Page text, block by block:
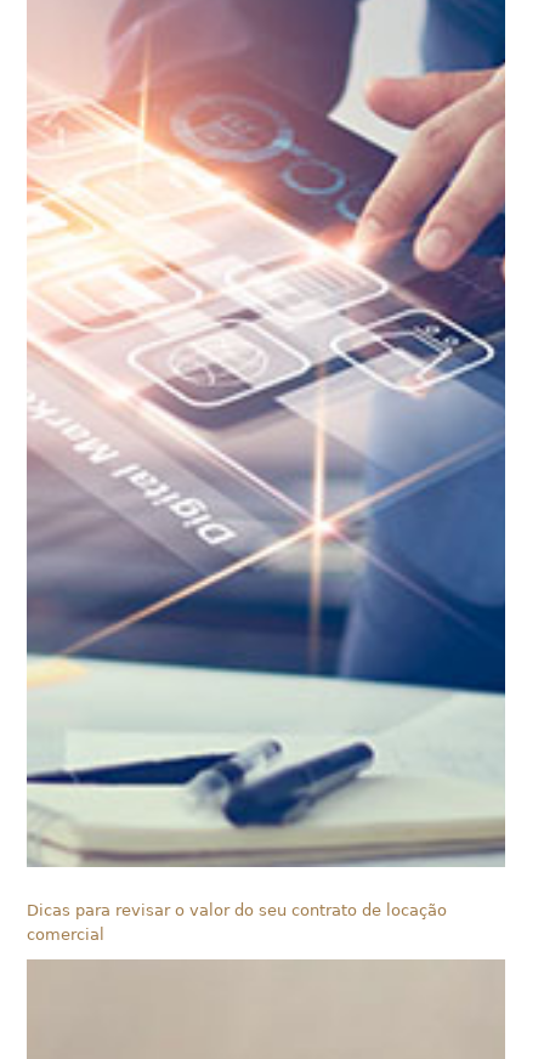
Dicas para revisar o valor do seu contrato de locação
comercial